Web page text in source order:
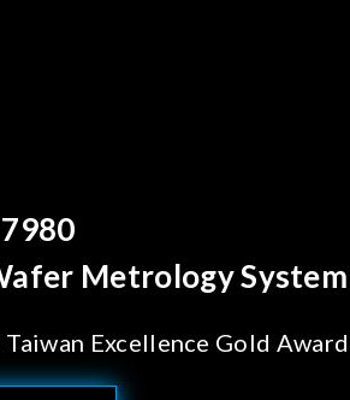
Reliability Test
for SiPh/PIC